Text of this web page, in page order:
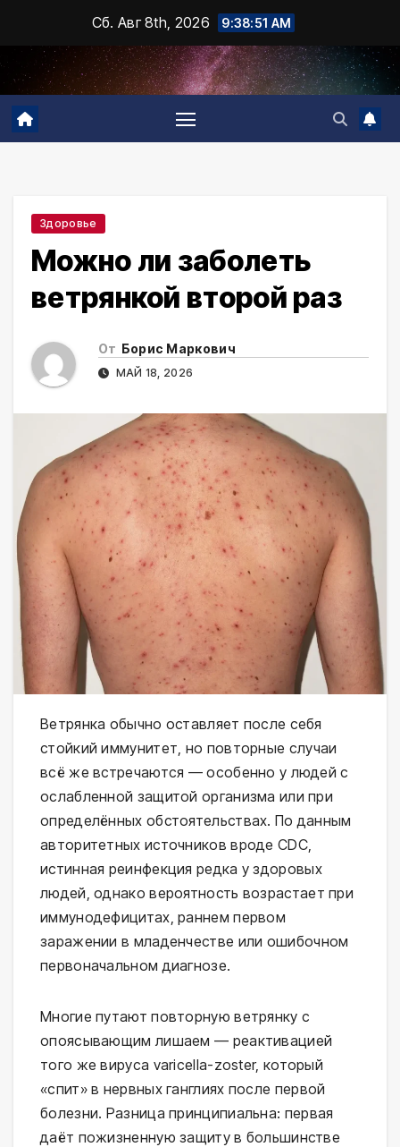
содержимому
Сб. Авг 8th, 2026 9:38:52 AM
Здоровье
Можно ли заболеть
ветрянкой второй раз
От Борис Маркович
МАЙ 18, 2026
Ветрянка обычно оставляет после себя
стойкий иммунитет, но повторные случаи
всё же встречаются — особенно у людей с
ослабленной защитой организма или при
определённых обстоятельствах. По данным
авторитетных источников вроде CDC,
истинная реинфекция редка у здоровых
людей, однако вероятность возрастает при
иммунодефицитах, раннем первом
заражении в младенчестве или ошибочном
первоначальном диагнозе.
Многие путают повторную ветрянку с
опоясывающим лишаем — реактивацией
того же вируса varicella-zoster, который
«спит» в нервных ганглиях после первой
болезни. Разница принципиальна: первая
даёт пожизненную защиту в большинстве